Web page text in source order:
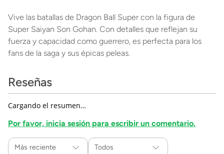
Vive las batallas de Dragon Ball Super con la figura de
Super Saiyan Son Gohan. Con detalles que reflejan su
fuerza y capacidad como guerrero, es perfecta para los
fans de la saga y sus épicas peleas.
Reseñas
Cargando el resumen…
Por favor, inicia sesión para escribir un comentario.
Más reciente Todos